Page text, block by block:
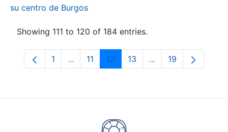
su centro de Burgos
Showing 111 to 120 of 184 entries.
Page
1 ...Intermediate Pages Use TAB to navigate.
Page
11 Page
12 Page
13 ...Intermediate
Page
19